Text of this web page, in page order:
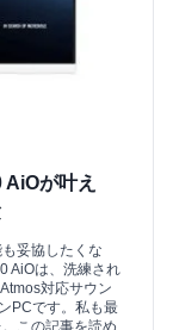
が叶え
妥協したくな
AiOは、洗練され
対応サウン
PCです。私も最